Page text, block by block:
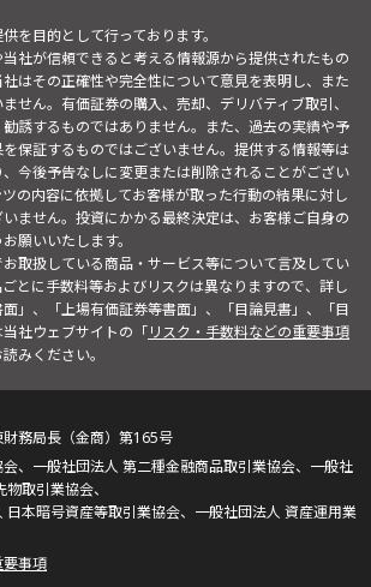
を目的として行っております。
社が信頼できると考える情報源から提供されたもの
はその正確性や完全性について意見を表明し、また
せん。有価証券の購入、売却、デリバティブ取引、
誘するものではありません。また、過去の実績や予
保証するものではございません。提供する情報等は
今後予告なしに変更または削除されることがござい
の内容に依拠してお客様が取った行動の結果に対し
ません。投資にかかる最終決定は、お客様ご自身の
願いいたします。
取扱している商品・サービス等について言及してい
とに手数料等およびリスクは異なりますので、詳し
」、「上場有価証券等書面」、「目論見書」、「目
社ウェブサイトの「リスク・手数料などの重要事項
みください。
務局長（金商）第165号
、一般社団法人 第二種金融商品取引業協会、一般社
取引業協会、
日本暗号資産等取引業協会、一般社団法人 資産運用業
要事項